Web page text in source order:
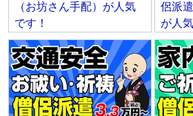
（お坊さん手配）が人気
です！
侶派
が人